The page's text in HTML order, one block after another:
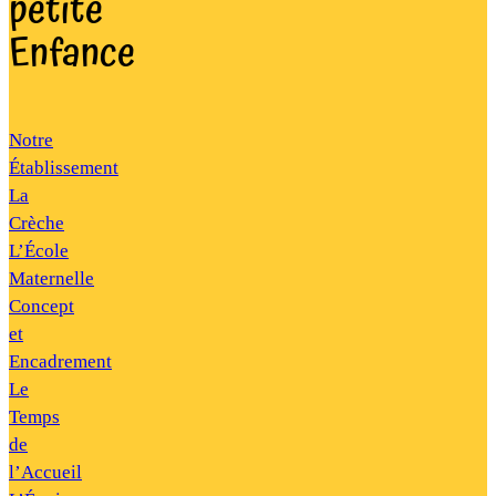
Enfance
Notre
Établissement
La
Crèche
L’École
Maternelle
Concept
et
Encadrement
Le
Temps
de
l’Accueil